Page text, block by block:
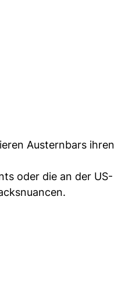
Austernbars ihren
oder die an der US-